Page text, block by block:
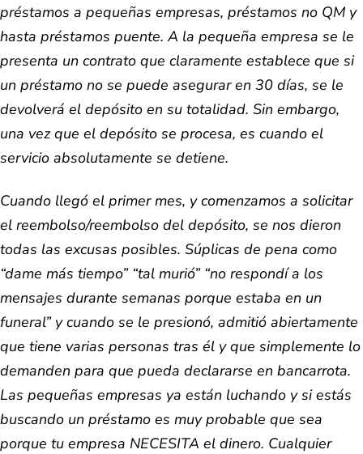
préstamos a pequeñas empresas, préstamos no QM y
hasta préstamos puente. A la pequeña empresa se le
presenta un contrato que claramente establece que si
un préstamo no se puede asegurar en 30 días, se le
devolverá el depósito en su totalidad. Sin embargo,
una vez que el depósito se procesa, es cuando el
servicio absolutamente se detiene.
Cuando llegó el primer mes, y comenzamos a solicitar
el reembolso/reembolso del depósito, se nos dieron
todas las excusas posibles. Súplicas de pena como
“dame más tiempo” “tal murió” “no respondí a los
mensajes durante semanas porque estaba en un
funeral” y cuando se le presionó, admitió abiertamente
que tiene varias personas tras él y que simplemente lo
demanden para que pueda declararse en bancarrota.
Las pequeñas empresas ya están luchando y si estás
buscando un préstamo es muy probable que sea
porque tu empresa NECESITA el dinero. Cualquier